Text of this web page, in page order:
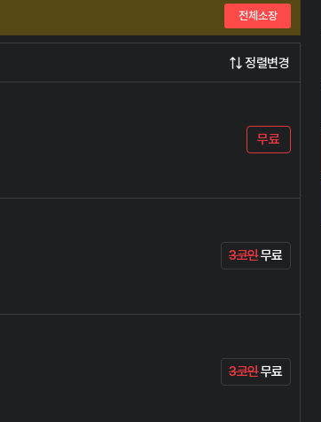
전체소장
정렬변경
무료
3코인무료
3코인무료